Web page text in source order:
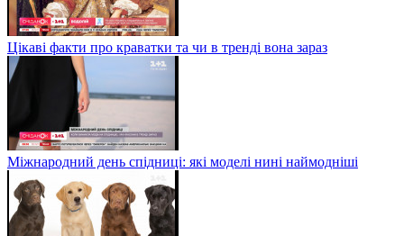
Цікаві факти про краватки та чи в тренді вона зараз
Міжнародний день спідниці: які моделі нині наймодніші